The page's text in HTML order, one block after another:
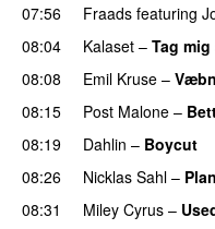
07:56
Fraads featuring
08:04 Kalaset – Tag
08:08 Emil Kruse –
08:15 Post Malone –
08:19
Dahlin – Boycut
08:26 Nicklas Sahl –
08:31
Miley Cyrus –